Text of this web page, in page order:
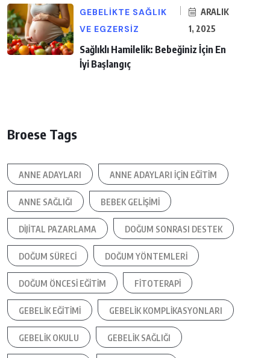
GEBELIKTE SAĞLIK
VE EGZERSIZ
ARALIK
1, 2025
Sağlıklı Hamilelik: Bebeğiniz İçin En
İyi Başlangıç
Broese Tags
ANNE ADAYLARI ANNE ADAYLARI IÇIN EĞITIM
ANNE SAĞLIĞI BEBEK GELIŞIMI
DIJITAL PAZARLAMA DOĞUM SONRASI DESTEK
DOĞUM SÜRECI DOĞUM YÖNTEMLERI
DOĞUM ÖNCESI EĞITIM FITOTERAPI
GEBELIK EĞITIMI GEBELIK KOMPLIKASYONLARI
GEBELIK OKULU GEBELIK SAĞLIĞI